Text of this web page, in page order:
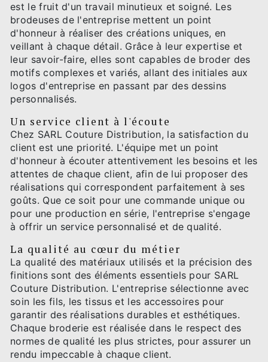
est le fruit d'un travail minutieux et soigné. Les
brodeuses de l'entreprise mettent un point
d'honneur à réaliser des créations uniques, en
veillant à chaque détail. Grâce à leur expertise et
leur savoir-faire, elles sont capables de broder des
motifs complexes et variés, allant des initiales aux
logos d'entreprise en passant par des dessins
personnalisés.
Un service client à l'écoute
Chez SARL Couture Distribution, la satisfaction du
client est une priorité. L'équipe met un point
d'honneur à écouter attentivement les besoins et les
attentes de chaque client, afin de lui proposer des
réalisations qui correspondent parfaitement à ses
goûts. Que ce soit pour une commande unique ou
pour une production en série, l'entreprise s'engage
à offrir un service personnalisé et de qualité.
La qualité au cœur du métier
La qualité des matériaux utilisés et la précision des
finitions sont des éléments essentiels pour SARL
Couture Distribution. L'entreprise sélectionne avec
soin les fils, les tissus et les accessoires pour
garantir des réalisations durables et esthétiques.
Chaque broderie est réalisée dans le respect des
normes de qualité les plus strictes, pour assurer un
rendu impeccable à chaque client.